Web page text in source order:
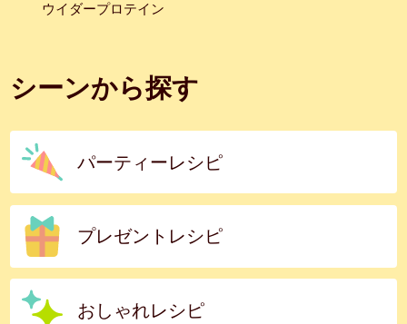
ウイダープロテイン
シーンから探す
パーティーレシピ
プレゼントレシピ
おしゃれレシピ